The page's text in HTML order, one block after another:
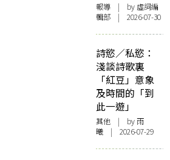
報導 | by 虛詞編
輯部 | 2026-07-30
詩慾／私慾：
淺談詩歌裏
「紅豆」意象
及時間的「到
此一遊」
其他 | by 雨
曦 | 2026-07-29